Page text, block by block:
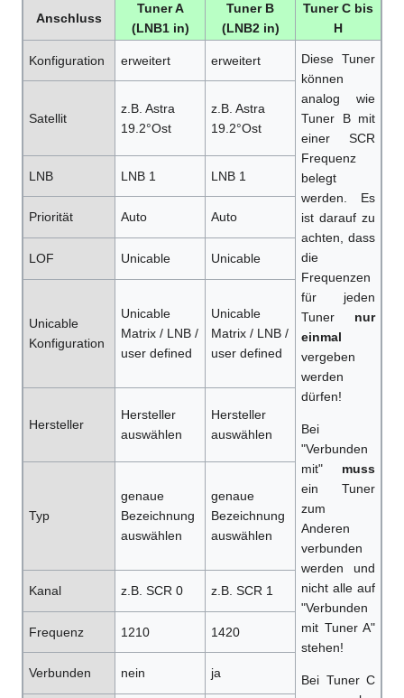
Anschluss
Tuner A
(LNB1 in)
Tuner B
(LNB2 in)
Tuner C bis
H
Konfiguration erweitert erweitert
Diese Tuner
können
analog wie
Tuner B mit
einer SCR
Frequenz
belegt
werden. Es
ist darauf zu
achten, dass
die
Frequenzen
für jeden
Tuner nur
einmal
vergeben
werden
dürfen!
Bei
"Verbunden
mit" muss
ein Tuner
zum
Anderen
verbunden
werden und
nicht alle auf
"Verbunden
mit Tuner A"
stehen!
Bei Tuner C
Satellit
z.B. Astra
19.2°Ost
z.B. Astra
19.2°Ost
LNB LNB 1 LNB 1
Priorität Auto Auto
LOF Unicable Unicable
Unicable
Konfiguration
Unicable
Matrix / LNB /
user defined
Unicable
Matrix / LNB /
user defined
Hersteller
Hersteller
auswählen
Hersteller
auswählen
Typ
genaue
Bezeichnung
auswählen
genaue
Bezeichnung
auswählen
Kanal z.B. SCR 0 z.B. SCR 1
Frequenz 1210 1420
Verbunden nein ja